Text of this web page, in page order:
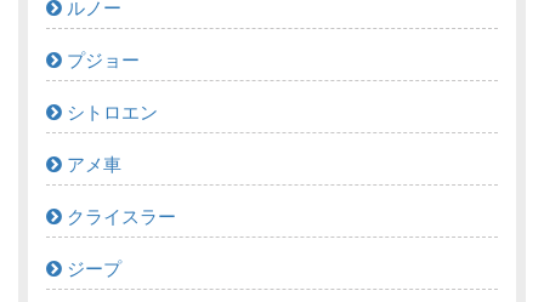
ルノー
プジョー
シトロエン
アメ車
クライスラー
ジープ